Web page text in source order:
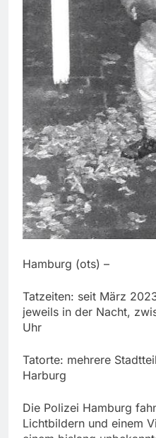
Hamburg (ots) –
Tatzeiten: seit März
jeweils in der Nacht,
Uhr
Tatorte: mehrere
Harburg
Die Polizei Hamburg
Lichtbildern und einem